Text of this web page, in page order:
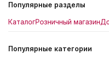
Популярные разделы
КаталогРозничный магазин
Популярные категории